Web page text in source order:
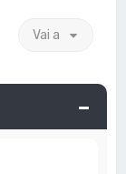
Vai a